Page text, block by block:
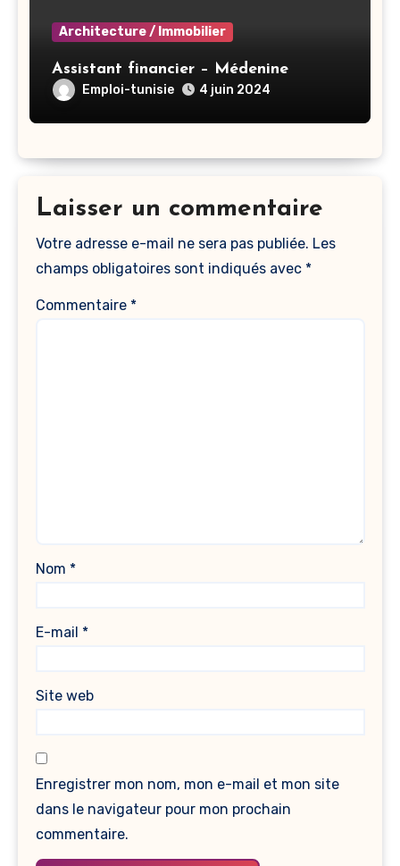
Architecture / Immobilier
Assistant financier – Médenine
Emploi-tunisie 4 juin 2024
Laisser un commentaire
Votre adresse e-mail ne sera pas publiée. Les
champs obligatoires sont indiqués avec *
Commentaire *
Nom *
E-mail *
Site web
Enregistrer mon nom, mon e-mail et mon site
dans le navigateur pour mon prochain
commentaire.